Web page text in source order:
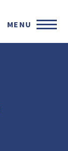
MENU